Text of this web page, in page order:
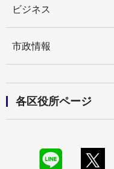
ビジネス
市政情報
各区役所ページ